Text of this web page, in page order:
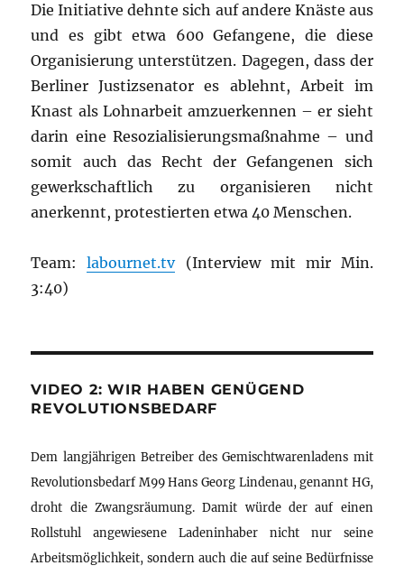
Die Initiative dehnte sich auf andere Knäste aus
und es gibt etwa 600 Gefangene, die diese
Organisierung unterstützen. Dagegen, dass der
Berliner Justizsenator es ablehnt, Arbeit im
Knast als Lohnarbeit amzuerkennen – er sieht
darin eine Resozialisierungsmaßnahme – und
somit auch das Recht der Gefangenen sich
gewerkschaftlich zu organisieren nicht
anerkennt, protestierten etwa 40 Menschen.
Team:labournet.tv(Interview mit mir Min.
3:40)
VIDEO 2: WIR HABEN GENÜGEND
REVOLUTIONSBEDARF
Dem langjährigen Betreiber des Gemischtwarenladens mit
Revolutionsbedarf M99 Hans Georg Lindenau, genannt HG,
droht die Zwangsräumung. Damit würde der auf einen
Rollstuhl angewiesene Ladeninhaber nicht nur seine
Arbeitsmöglichkeit, sondern auch die auf seine Bedürfnisse